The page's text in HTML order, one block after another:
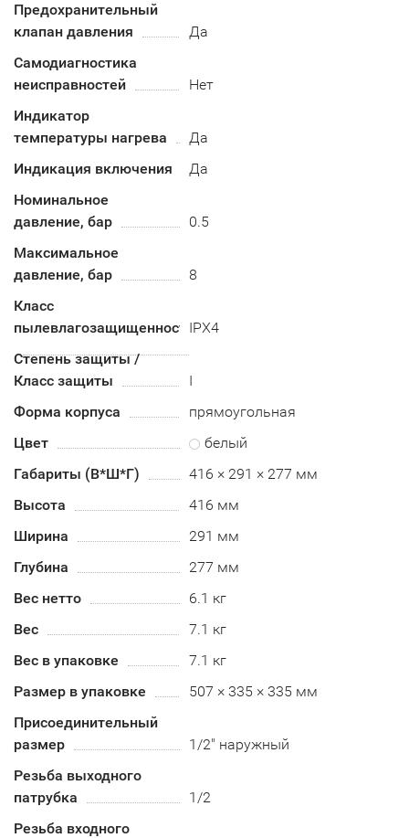
Предохранительный
клапан давления
Да
Самодиагностика
неисправностей
Нет
Индикатор
температуры нагрева
Да
Индикация включения
Да
Номинальное
давление, бар
0.5
Максимальное
давление, бар
8
Класс
пылевлагозащищенностиIPX4
Степень защиты /
Класс защиты
I
Форма корпуса
прямоугольная
Цвет
белый
Габариты (В*Ш*Г)
416 × 291 × 277 мм
Высота
416 мм
Ширина
291 мм
Глубина
277 мм
Вес нетто
6.1 кг
Вес
7.1 кг
Вес в упаковке
7.1 кг
Размер в упаковке
507 × 335 × 335 мм
Присоединительный
размер
1/2" наружный
Резьба выходного
патрубка
1/2
Резьба входного